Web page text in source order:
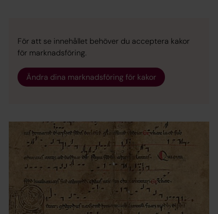
För att se innehållet behöver du acceptera kakor
för marknadsföring.
Ändra dina marknadsföring för kakor